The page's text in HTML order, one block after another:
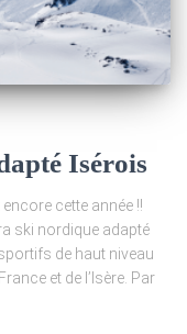
Isérois
cette année !!
ski nordique adapté
de haut niveau
et de l’Isère. Par